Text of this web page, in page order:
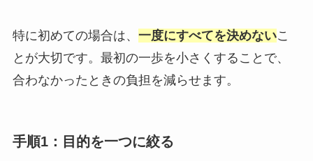
特に初めての場合は、 一度にすべてを決めないこ
とが大切です。最初の一歩を小さくすることで、
合わなかったときの負担を減らせます。
手順1：目的を一つに絞る